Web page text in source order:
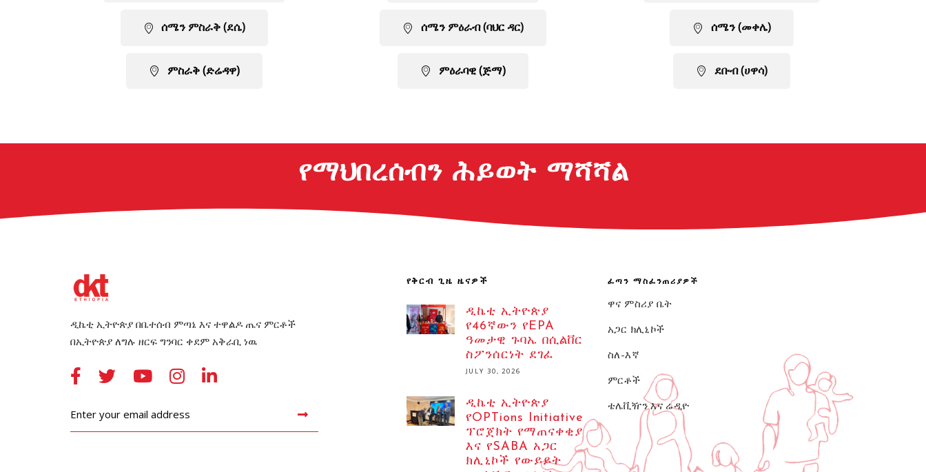
ሰሜን ምስራቅ (ደሴ)
ምስራቅ (ድሬዳዋ)
ሰሜን ምዕራብ (ባህር ዳር)
ምዕራባዊ (ጅማ)
ሰሜን (መቀሌ)
ደቡብ (ሀዋሳ)
የማህበረሰብን ሕይወት ማሻሻል
ዲኬቲ ኢትዮጵያ በቤተሰብ ምጣኔ እና ተዋልዶ ጤና ምርቶች
በኢትዮጵያ ለግሉ ዘርፍ ግንባር ቀደም አቅራቢ ነዉ
የቅርብ ጊዜ ዜናዎች
ዲኬቲ ኢትዮጵያ
የ46ኛውን የEPA
ዓመታዊ ጉባኤ በሲልቨር
ስፖንሰርነት ደገፈ
JULY 30, 2026
ዲኬቲ ኢትዮጵያ
የOPTions Initiative
ፕሮጀክት የማጠናቀቂያ
እና የSABA አጋር
ክሊኒኮች የውይይት
ፈጣን ማስፈንጠሪያዎች
ዋና ምስሪያ ቤት
አጋር ክሊኒኮች
ስለ-እኛ
ምርቶች
ቴሌቪዥን እና ሬዲዮ